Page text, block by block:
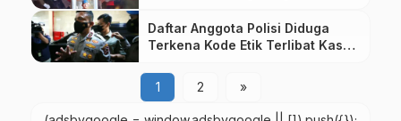
Daftar Anggota Polisi Diduga
Terkena Kode Etik Terlibat Kasus
1
2 »